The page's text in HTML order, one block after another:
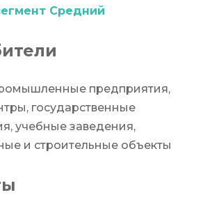
Средний
предприятия,
государственные
учебные заведения,
и строительные объекты